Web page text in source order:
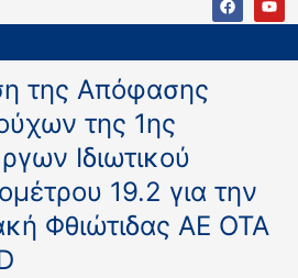
της Απόφασης
της 1ης
Ιδιωτικού
19.2 για την
Φθιώτιδας ΑΕ ΟΤΑ